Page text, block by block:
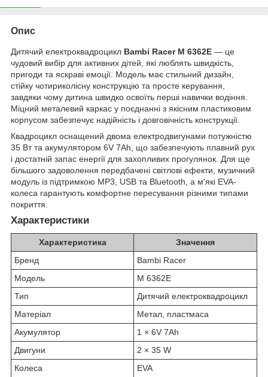
Опис
Дитячий електроквадроцикл Bambi Racer M 6362E — це
чудовий вибір для активних дітей, які люблять швидкість,
пригоди та яскраві емоції. Модель має стильний дизайн,
стійку чотириколісну конструкцію та просте керування,
завдяки чому дитина швидко освоїть перші навички водіння.
Міцний металевий каркас у поєднанні з якісним пластиковим
корпусом забезпечує надійність і довговічність конструкції.
Квадроцикл оснащений двома електродвигунами потужністю
35 Вт та акумулятором 6V 7Ah, що забезпечують плавний рух
і достатній запас енергії для захопливих прогулянок. Для ще
більшого задоволення передбачені світлові ефекти, музичний
модуль із підтримкою MP3, USB та Bluetooth, а м'які EVA-
колеса гарантують комфортне пересування різними типами
покриття.
Характеристики
Характеристика
Значення
Бренд
Bambi Racer
Модель
M 6362E
Тип
Дитячий електроквадроцикл
Матеріал
Метал, пластмаса
Акумулятор
1 × 6V 7Ah
Двигуни
2 × 35 W
Колеса
EVA